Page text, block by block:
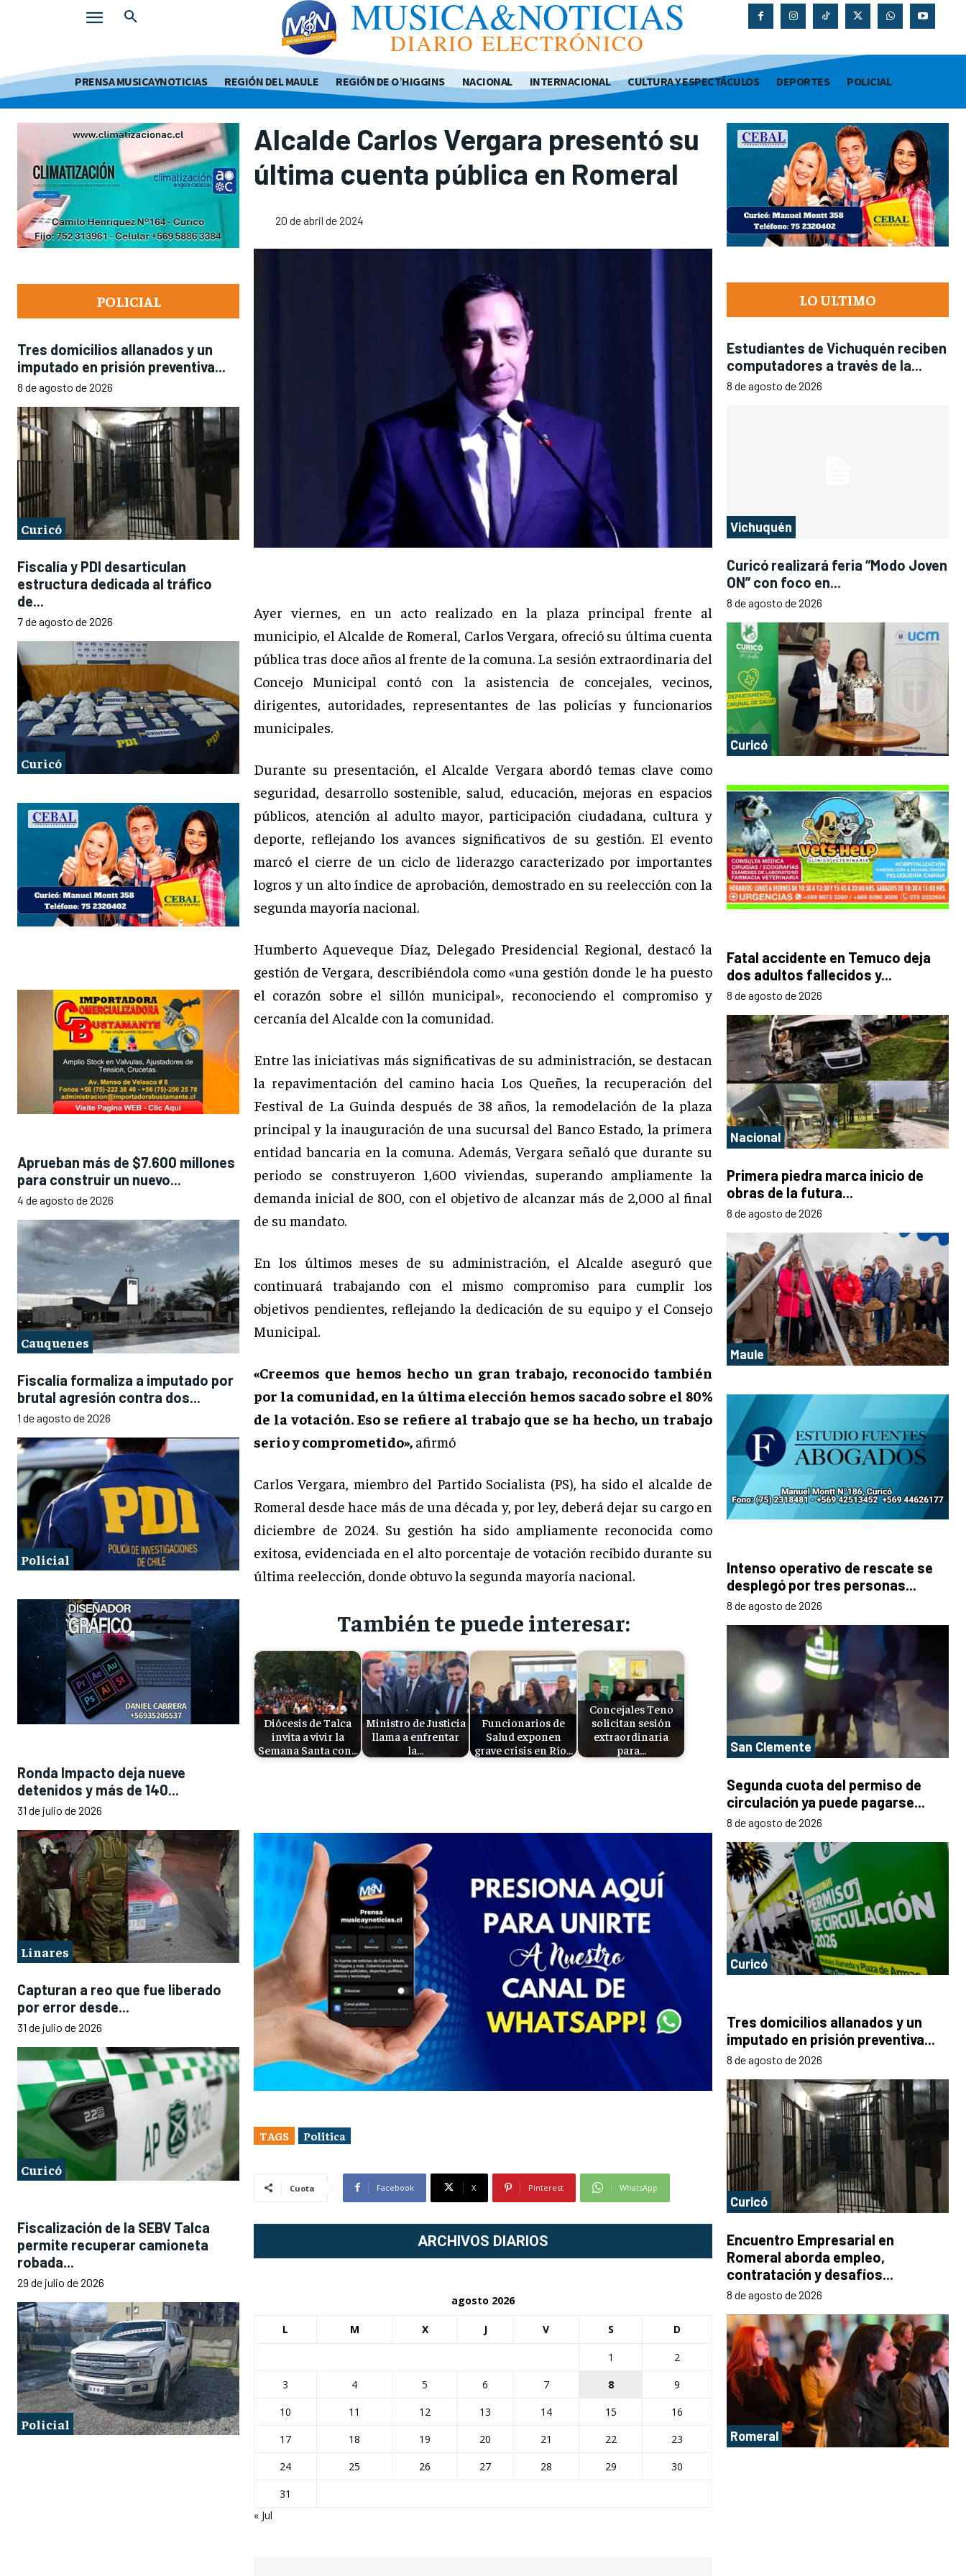
MUSICA&NOTICIAS
DIARIO ELECTRÓNICO
PRENSA MUSICAYNOTICIAS REGIÓN DEL MAULE REGIÓN DE O’HIGGINS NACIONAL INTERNACIONAL CULTURA Y ESPECTÁCULOS DEPORTES POLICIAL
POLICIAL
Tres domicilios allanados y un
imputado en prisión preventiva...
8 de agosto de 2026
Curicó
Fiscalía y PDI desarticulan
estructura dedicada al tráfico
de...
7 de agosto de 2026
Curicó
Aprueban más de $7.600 millones
para construir un nuevo...
4 de agosto de 2026
Cauquenes
Fiscalía formaliza a imputado por
brutal agresión contra dos...
1 de agosto de 2026
Policial
Ronda Impacto deja nueve
detenidos y más de 140...
31 de julio de 2026
Linares
Capturan a reo que fue liberado
por error desde...
31 de julio de 2026
Curicó
Fiscalización de la SEBV Talca
permite recuperar camioneta
robada...
29 de julio de 2026
Policial
Alcalde Carlos Vergara presentó su
última cuenta pública en Romeral
20 de abril de 2024
Ayer viernes, en un acto realizado en la plaza principal frente al
municipio, el Alcalde de Romeral, Carlos Vergara, ofreció su última cuenta
pública tras doce años al frente de la comuna. La sesión extraordinaria del
Concejo Municipal contó con la asistencia de concejales, vecinos,
dirigentes, autoridades, representantes de las policías y funcionarios
municipales.
Durante su presentación, el Alcalde Vergara abordó temas clave como
seguridad, desarrollo sostenible, salud, educación, mejoras en espacios
públicos, atención al adulto mayor, participación ciudadana, cultura y
deporte, reflejando los avances significativos de su gestión. El evento
marcó el cierre de un ciclo de liderazgo caracterizado por importantes
logros y un alto índice de aprobación, demostrado en su reelección con la
segunda mayoría nacional.
Humberto Aqueveque Díaz, Delegado Presidencial Regional, destacó la
gestión de Vergara, describiéndola como «una gestión donde le ha puesto
el corazón sobre el sillón municipal», reconociendo el compromiso y
cercanía del Alcalde con la comunidad.
Entre las iniciativas más significativas de su administración, se destacan
la repavimentación del camino hacia Los Queñes, la recuperación del
Festival de La Guinda después de 38 años, la remodelación de la plaza
principal y la inauguración de una sucursal del Banco Estado, la primera
entidad bancaria en la comuna. Además, Vergara señaló que durante su
periodo se construyeron 1,600 viviendas, superando ampliamente la
demanda inicial de 800, con el objetivo de alcanzar más de 2,000 al final
de su mandato.
En los últimos meses de su administración, el Alcalde aseguró que
continuará trabajando con el mismo compromiso para cumplir los
objetivos pendientes, reflejando la dedicación de su equipo y el Consejo
Municipal.
«Creemos que hemos hecho un gran trabajo, reconocido también
por la comunidad, en la última elección hemos sacado sobre el 80%
de la votación. Eso se refiere al trabajo que se ha hecho, un trabajo
serio y comprometido», afirmó
Carlos Vergara, miembro del Partido Socialista (PS), ha sido el alcalde de
Romeral desde hace más de una década y, por ley, deberá dejar su cargo en
diciembre de 2024. Su gestión ha sido ampliamente reconocida como
exitosa, evidenciada en el alto porcentaje de votación recibido durante su
última reelección, donde obtuvo la segunda mayoría nacional.
También te puede interesar:
Diócesis de Talca
invita a vivir la
Semana Santa con…
Ministro de Justicia
llama a enfrentar
la…
Funcionarios de
Salud exponen
grave crisis en Río…
Concejales Teno
solicitan sesión
extraordinaria
para…
TAGS Politica
Cuota Facebook X Pinterest WhatsApp
ARCHIVOS DIARIOS
agosto 2026
L M X J V S D
1
2
3
4 5 6 7 8
9
10
11 12 13 14 15
16
17
18 19 20 21 22
23
24
25 26 27 28 29
30
31
« Jul
LO ULTIMO
Estudiantes de Vichuquén reciben
computadores a través de la...
8 de agosto de 2026
Vichuquén
Curicó realizará feria “Modo Joven
ON” con foco en...
8 de agosto de 2026
Curicó
Fatal accidente en Temuco deja
dos adultos fallecidos y...
8 de agosto de 2026
Nacional
Primera piedra marca inicio de
obras de la futura...
8 de agosto de 2026
Maule
Intenso operativo de rescate se
desplegó por tres personas...
8 de agosto de 2026
San Clemente
Segunda cuota del permiso de
circulación ya puede pagarse...
8 de agosto de 2026
Curicó
Tres domicilios allanados y un
imputado en prisión preventiva...
8 de agosto de 2026
Curicó
Encuentro Empresarial en
Romeral aborda empleo,
contratación y desafíos...
8 de agosto de 2026
Romeral